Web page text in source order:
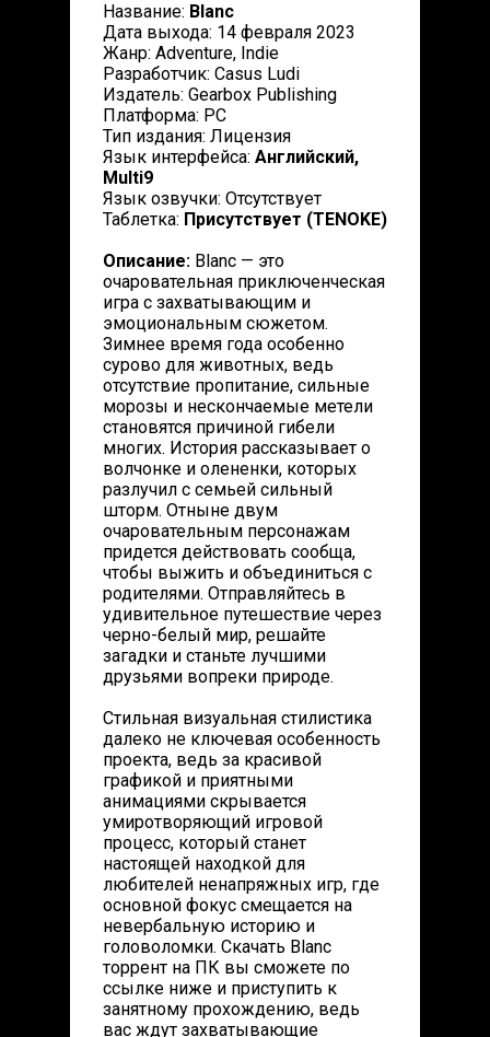
Название: Blanc
Дата выхода: 14 февраля 2023
Жанр: Adventure, Indie
Разработчик: Casus Ludi
Издатель: Gearbox Publishing
Платформа: PC
Тип издания: Лицензия
Язык интерфейса: Английский,
Multi9
Язык озвучки: Отсутствует
Таблетка: Присутствует (TENOKE)
Описание: Blanc — это
очаровательная приключенческая
игра с захватывающим и
эмоциональным сюжетом.
Зимнее время года особенно
сурово для животных, ведь
отсутствие пропитание, сильные
морозы и нескончаемые метели
становятся причиной гибели
многих. История рассказывает о
волчонке и олененки, которых
разлучил с семьей сильный
шторм. Отныне двум
очаровательным персонажам
придется действовать сообща,
чтобы выжить и объединиться с
родителями. Отправляйтесь в
удивительное путешествие через
черно-белый мир, решайте
загадки и станьте лучшими
друзьями вопреки природе.
Стильная визуальная стилистика
далеко не ключевая особенность
проекта, ведь за красивой
графикой и приятными
анимациями скрывается
умиротворяющий игровой
процесс, который станет
настоящей находкой для
любителей ненапряжных игр, где
основной фокус смещается на
невербальную историю и
головоломки. Скачать Blanc
торрент на ПК вы сможете по
ссылке ниже и приступить к
занятному прохождению, ведь
вас ждут захватывающие